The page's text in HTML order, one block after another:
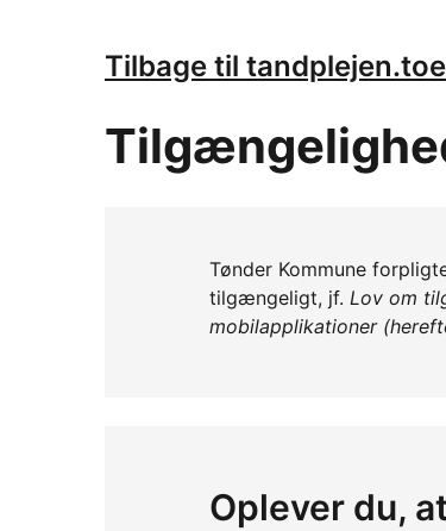
Tilbage til
Tønder Kommune
tilgængeligt, jf. Lov om
mobilapplikationer
Oplever du,